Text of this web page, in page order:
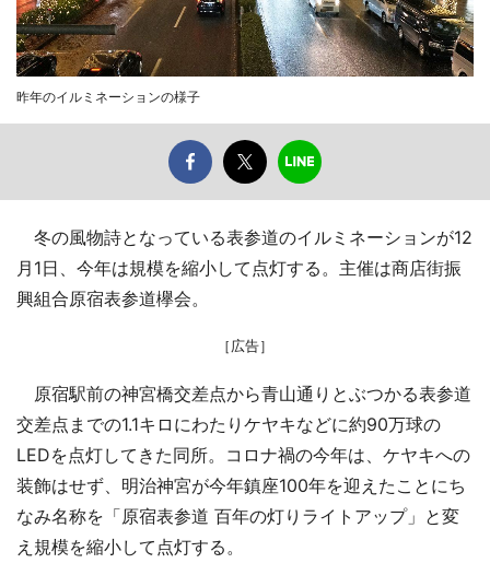
昨年のイルミネーションの様子
冬の風物詩となっている表参道のイルミネーションが12
月1日、今年は規模を縮小して点灯する。主催は商店街振
興組合原宿表参道欅会。
［広告］
原宿駅前の神宮橋交差点から青山通りとぶつかる表参道
交差点までの1.1キロにわたりケヤキなどに約90万球の
LEDを点灯してきた同所。コロナ禍の今年は、ケヤキへの
装飾はせず、明治神宮が今年鎮座100年を迎えたことにち
なみ名称を「原宿表参道 百年の灯りライトアップ」と変
え規模を縮小して点灯する。